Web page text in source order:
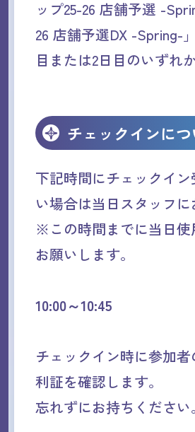
ップ25-26 店舗予選 -
26 店舗予選DX -Spring-
目または2日目のいずれ
チェックインにつ
下記時間にチェックイ
い場合は当日スタッフ
※この時間までに当日
お願いします。
10:00～10:45
チェックイン時に参加
利証を確認します。
忘れずにお持ちください。